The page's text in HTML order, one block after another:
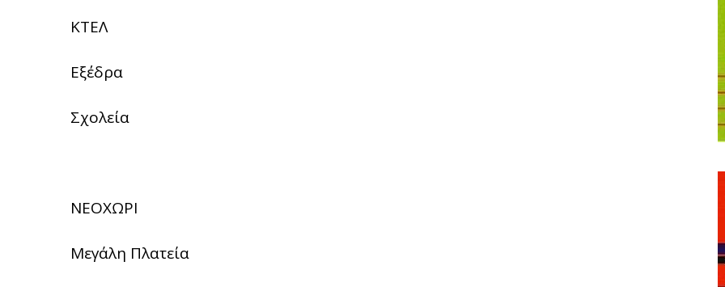
ΚΤΕΛ
Εξέδρα
Σχολεία
ΝΕΟΧΩΡΙ
Μεγάλη Πλατεία